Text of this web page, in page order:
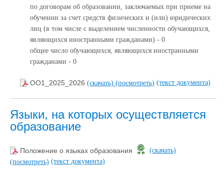
по договорам об образовании, заключаемых при приеме на
обучении за счет средств физических и (или) юридических
лиц (в том числе с выделением численности обучающихся,
являющихся иностранными гражданами) - 0
общее число обучающихся, являющихся иностранными
гражданами - 0
ОО1_2025_2026 (скачать) (посмотреть) (текст документа)
Языки, на которых осуществляется
образование
Положение о языках образования
(скачать)
(посмотреть) (текст документа)